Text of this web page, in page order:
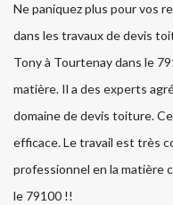
Ne paniquez plus pour vos
dans les travaux de devis
Tony à Tourtenay dans le
matière. Il a des experts
domaine de devis toiture.
efficace. Le travail est très
professionnel en la matière
le 79100 !!